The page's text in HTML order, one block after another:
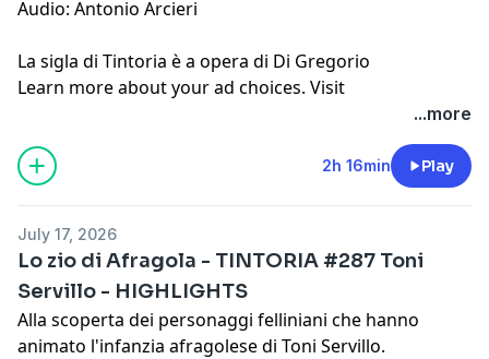
Audio: Antonio Arcieri
La sigla di Tintoria è a opera di Di Gregorio
Learn more about your ad choices. Visit
...more
2h 16min Play
July 17, 2026
Lo zio di Afragola - TINTORIA #287 Toni
Servillo - HIGHLIGHTS
Alla scoperta dei personaggi felliniani che hanno
animato l'infanzia afragolese di Toni Servillo.